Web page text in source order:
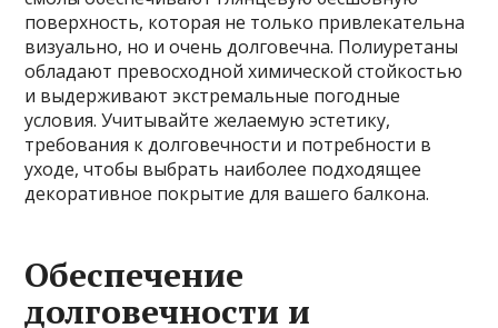
поверхность, которая не только привлекательна
визуально, но и очень долговечна. Полиуретаны
обладают превосходной химической стойкостью
и выдерживают экстремальные погодные
условия. Учитывайте желаемую эстетику,
требования к долговечности и потребности в
уходе, чтобы выбрать наиболее подходящее
декоративное покрытие для вашего балкона.
Обеспечение
долговечности и